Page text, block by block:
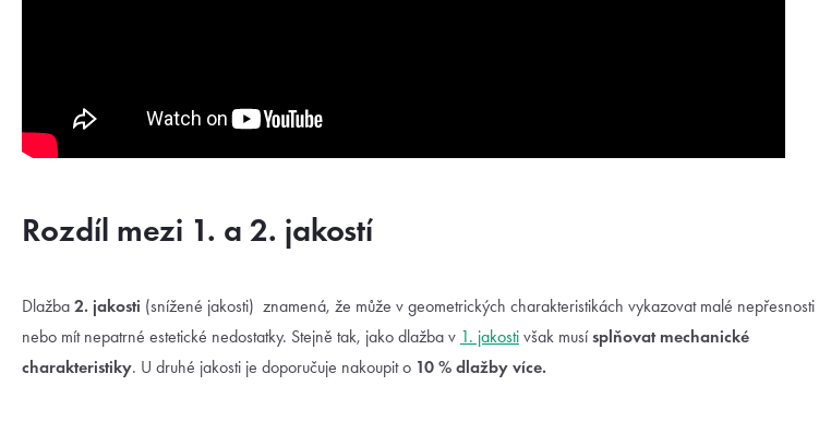
Rozdíl mezi 1. a 2. jakostí
Dlažba 2. jakosti (snížené jakosti) znamená, že může v geometrických charakteristikách vykazovat malé nepřesnosti
nebo mít nepatrné estetické nedostatky. Stejně tak, jako dlažba v 1. jakosti však musísplňovat mechanické
charakteristiky. U druhé jakosti je doporučuje nakoupit o 10 % dlažby více.